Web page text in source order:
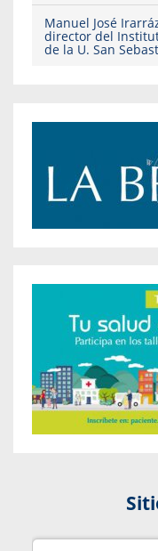
Manuel José
director del
de la U. San